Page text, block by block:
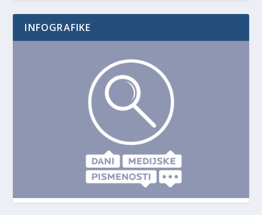
INFOGRAFIKE